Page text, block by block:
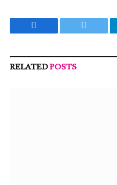
Facebook Twitter
RELATEDPOSTS